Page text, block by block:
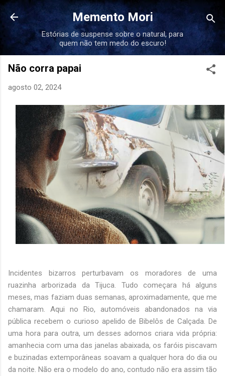
Pular para o conteúdo principal
Memento Mori
Estórias de suspense sobre o natural, para
quem não tem medo do escuro!
Não corra papai
agosto 02, 2024
Incidentes bizarros perturbavam os moradores de uma
ruazinha arborizada da Tijuca. Tudo começara há alguns
meses, mas faziam duas semanas, aproximadamente, que me
chamaram. Aqui no Rio, automóveis abandonados na via
pública recebem o curioso apelido de Bibelôs de Calçada. De
uma hora para outra, um desses adornos criara vida própria:
amanhecia com uma das janelas abaixada, os faróis piscavam
e buzinadas extemporâneas soavam a qualquer hora do dia ou
da noite. Não era o modelo do ano, contudo não era assim tão